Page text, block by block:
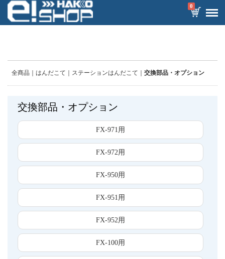
0
全商品 はんだこて ステーションはんだこて 交換部品・オプション
交換部品・オプション
FX-971用
FX-972用
FX-950用
FX-951用
FX-952用
FX-100用